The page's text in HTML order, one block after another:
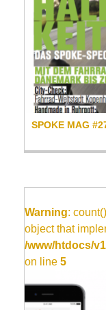
SPOKE MAG
Warning:
object that
/www/htdocs/
on line 5